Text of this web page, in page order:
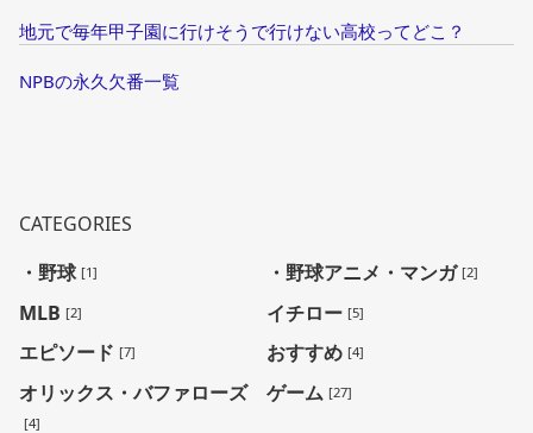
地元で毎年甲子園に行けそうで行けない高校ってどこ？
NPBの永久欠番一覧
CATEGORIES
・野球 [1] ・野球アニメ・マンガ [2]
MLB [2] イチロー [5]
エピソード [7] おすすめ [4]
オリックス・バファローズ
[4]
ゲーム [27]